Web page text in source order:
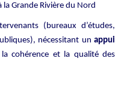
la Grande Rivière du Nord
(bureaux d’études,
nécessitant un appui
cohérence et la qualité des